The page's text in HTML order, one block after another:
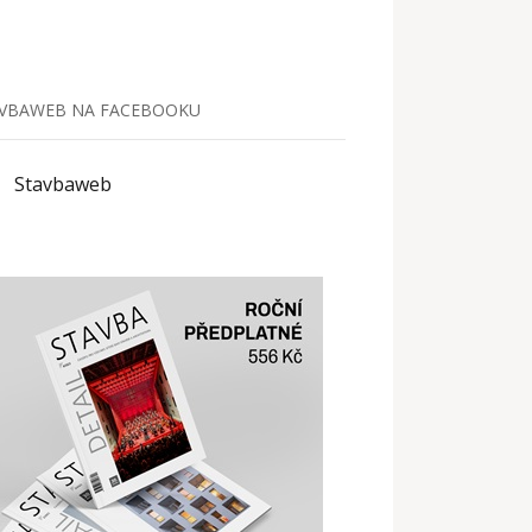
NA FACEBOOKU
Stavbaweb